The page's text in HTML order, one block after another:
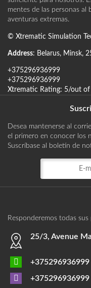
mentes de las personas al
aventuras extremas.
© Xtrematic Simulation
Address: Belarus, Minsk,
+375296936999
+375296936999
Xtrematic Rating: 5/out of
Desea mantenerse al
el primero en conocer los
Suscríbase al boletín de
Responderemos todas sus
25/3, Avenue
+375296936999
+375296936999